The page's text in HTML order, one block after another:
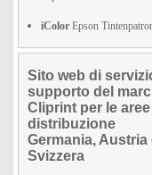
iColor Epson
Sito web di
supporto del
Cliprint per le
distribuzione
Germania, Austria
Svizzera